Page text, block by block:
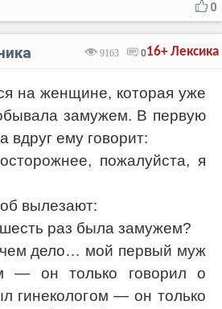
0
Лексика
16+
9163 0
на женщине, которая уже
замужем. В первую
вдруг ему говорит:
пожалуйста, я
вылезают:
раз была замужем?
дело… мой первый муж
— он только говорил о
гинекологом — он только